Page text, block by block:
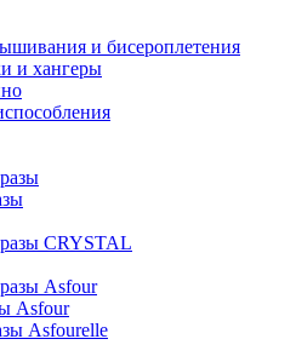
и бисероплетения
и хангеры
CRYSTAL
Asfour
Asfour
Asfourelle